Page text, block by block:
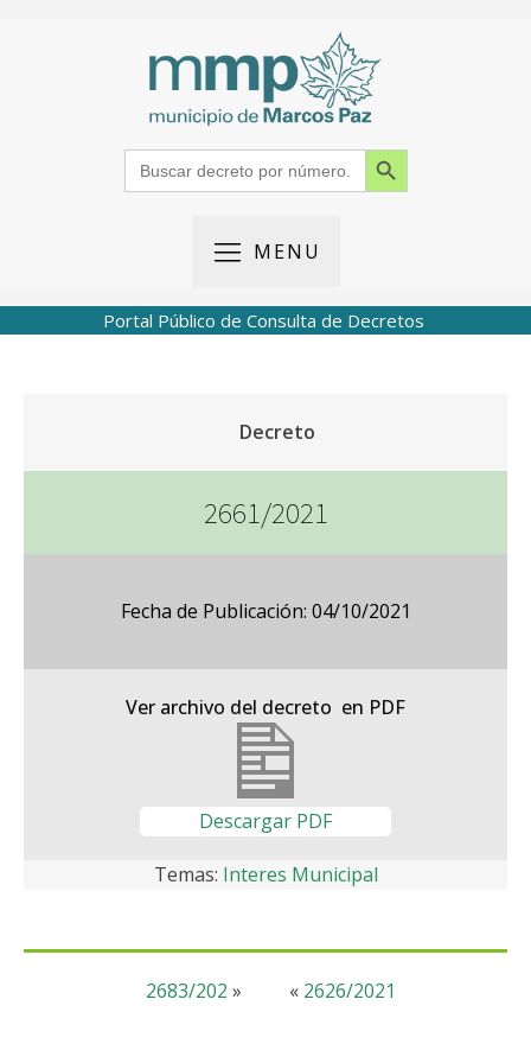
Search
for:
Search Button
MENU
Portal Público de Consulta de Decretos
Decreto
2661/2021
Fecha de Publicación: 04/10/2021
Ver archivo del decreto en PDF
Descargar PDF
Temas: Interes Municipal
« 2626/2021
2683/202 »